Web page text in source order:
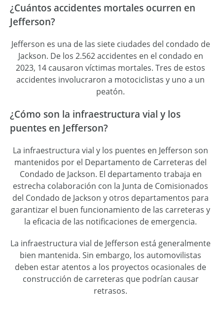
¿Cuántos accidentes mortales ocurren en
Jefferson?
Jefferson es una de las siete ciudades del condado de
Jackson. De los 2.562 accidentes en el condado en
2023, 14 causaron víctimas mortales. Tres de estos
accidentes involucraron a motociclistas y uno a un
peatón.
¿Cómo son la infraestructura vial y los
puentes en Jefferson?
La infraestructura vial y los puentes en Jefferson son
mantenidos por el Departamento de Carreteras del
Condado de Jackson. El departamento trabaja en
estrecha colaboración con la Junta de Comisionados
del Condado de Jackson y otros departamentos para
garantizar el buen funcionamiento de las carreteras y
la eficacia de las notificaciones de emergencia.
La infraestructura vial de Jefferson está generalmente
bien mantenida. Sin embargo, los automovilistas
deben estar atentos a los proyectos ocasionales de
construcción de carreteras que podrían causar
retrasos.